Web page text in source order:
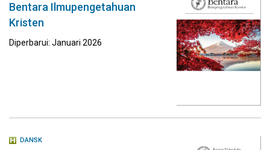
Bentara Ilmupengetahuan
Kristen
Diperbarui: Januari 2026
DANSK